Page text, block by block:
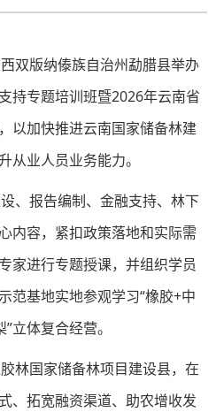
双版纳傣族自治州勐腊县举办
持专题培训班暨2026年云南省
以加快推进云南国家储备林建
从业人员业务能力。
、报告编制、金融支持、林下
内容，紧扣政策落地和实际需
家进行专题授课，并组织学员
范基地实地参观学习“橡胶+中
立体复合经营。
林国家储备林项目建设县，在
、拓宽融资渠道、助农增收发